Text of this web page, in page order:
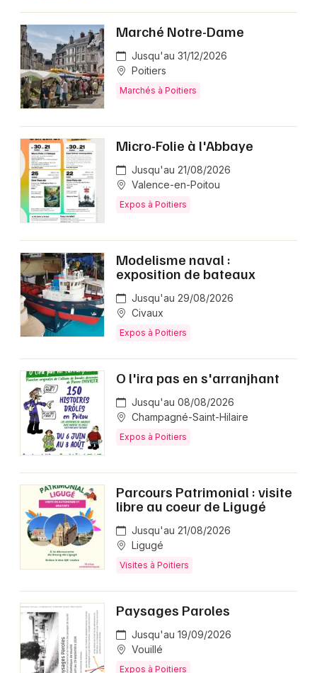
Marché Notre-Dame
Jusqu'au 31/12/2026
Poitiers
Marchés à Poitiers
Micro-Folie à l'Abbaye
Jusqu'au 21/08/2026
Valence-en-Poitou
Expos à Poitiers
Modelisme naval :
exposition de bateaux
Jusqu'au 29/08/2026
Civaux
Expos à Poitiers
O l'ira pas en s'arranjhant
Jusqu'au 08/08/2026
Champagné-Saint-Hilaire
Expos à Poitiers
Parcours Patrimonial : visite
libre au coeur de Ligugé
Jusqu'au 21/08/2026
Ligugé
Visites à Poitiers
Paysages Paroles
Jusqu'au 19/09/2026
Vouillé
Expos à Poitiers